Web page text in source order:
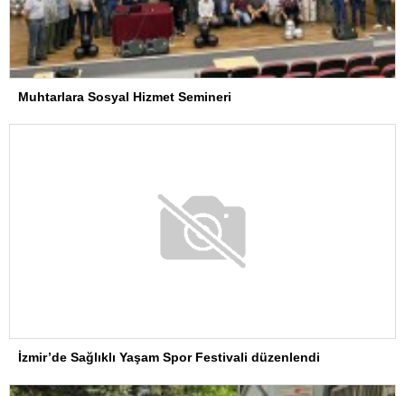
Muhtarlara Sosyal Hizmet Semineri
İzmir’de Sağlıklı Yaşam Spor Festivali düzenlendi